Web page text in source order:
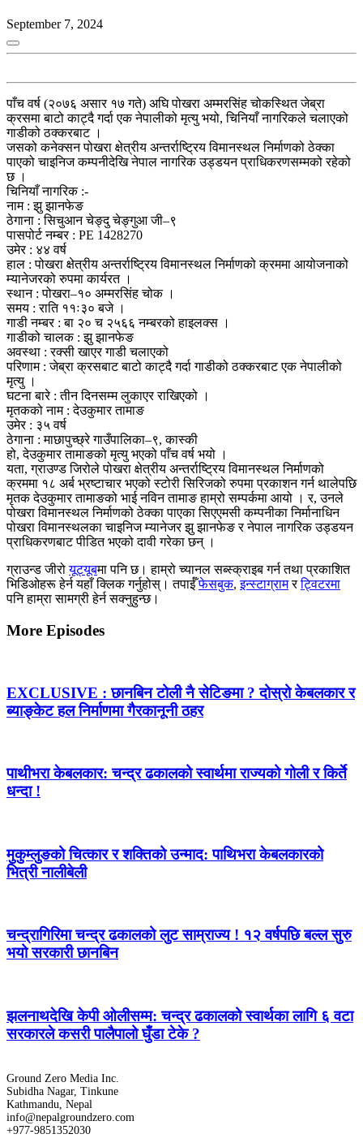
September 7, 2024
पाँच वर्ष (२०७६ असार १७ गते) अघि पोखरा अम्मरसिंह चोकस्थित जेब्रा
क्रसमा बाटो काट्दै गर्दा एक नेपालीको मृत्यु भयो, चिनियाँ नागरिकले चलाएको
गाडीको ठक्करबाट ।
जसको कनेक्सन पोखरा क्षेत्रीय अन्तर्राष्ट्रिय विमानस्थल निर्माणको ठेक्का
पाएको चाइनिज कम्पनीदेखि नेपाल नागरिक उड्डयन प्राधिकरणसम्मको रहेको
छ ।
चिनियाँ नागरिक :-
नाम : झु झानफेङ
ठेगाना : सिचुआन चेङ्दु चेङ्गुआ जी–९
पासपोर्ट नम्बर : PE 1428270
उमेर : ४४ वर्ष
हाल : पोखरा क्षेत्रीय अन्तर्राष्ट्रिय विमानस्थल निर्माणको क्रममा आयोजनाको
म्यानेजरको रुपमा कार्यरत ।
स्थान : पोखरा–१० अम्मरसिंह चोक ।
समय : राति ११ः३० बजे ।
गाडी नम्बर : बा २० च २५६६ नम्बरको हाइलक्स ।
गाडीको चालक : झु झानफेङ
अवस्था : रक्सी खाएर गाडी चलाएको
परिणाम : जेब्रा क्रसबाट बाटो काट्दै गर्दा गाडीको ठक्करबाट एक नेपालीको
मृत्यु ।
घटना बारे : तीन दिनसम्म लुकाएर राखिएको ।
मृतकको नाम : देउकुमार तामाङ
उमेर : ३५ वर्ष
ठेगाना : माछापुच्छ्रे गाउँपालिका–९, कास्की
हो, देउकुमार तामाङको मृत्यु भएको पाँच वर्ष भयो ।
यता, ग्राउण्ड जिरोले पोखरा क्षेत्रीय अन्तर्राष्ट्रिय विमानस्थल निर्माणको
क्रममा १८ अर्ब भ्रष्टाचार भएको स्टोरी सिरिजको रुपमा प्रकाशन गर्न थालेपछि
मृतक देउकुमार तामाङको भाई नविन तामाङ हाम्रो सम्पर्कमा आयो । र, उनले
पोखरा विमानस्थल निर्माणको ठेक्का पाएका सिएएमसी कम्पनीका निर्मानाधिन
पोखरा विमानस्थलका चाइनिज म्यानेजर झु झानफेङ र नेपाल नागरिक उड्डयन
प्राधिकरणबाट पीडित भएको दावी गरेका छन् ।
ग्राउन्ड जीरोयूट्यूबमा पनि छ। हाम्रो च्यानल सब्स्क्राइब गर्न तथा प्रकाशित
भिडिओहरू हेर्न यहाँ क्लिक गर्नुहोस्। तपाईँफेसबुक,इन्स्टाग्रामरट्विटरमा
पनि हाम्रा सामग्री हेर्न सक्नुहुन्छ।
More Episodes
EXCLUSIVE : छानबिन टोली नै सेटिङमा ? दोस्रो केबलकार र
ब्याङ्केट हल निर्माणमा गैरकानूनी ठहर
पाथीभरा केबलकार: चन्द्र ढकालको स्वार्थमा राज्यको गोली र किर्ते
धन्दा !
मुकुम्लुङको चित्कार र शक्तिको उन्माद: पाथिभरा केबलकारको
भित्री नालीबेली
चन्द्रागिरिमा चन्द्र ढकालको लुट साम्राज्य ! १२ वर्षपछि बल्ल सुरु
भयो सरकारी छानबिन
झलनाथदेखि केपी ओलीसम्म: चन्द्र ढकालको स्वार्थका लागि ६ वटा
सरकारले कसरी पालैपालो घुँडा टेके ?
Ground Zero Media Inc.
Subidha Nagar, Tinkune
Kathmandu, Nepal
info@nepalgroundzero.com
+977-9851352030